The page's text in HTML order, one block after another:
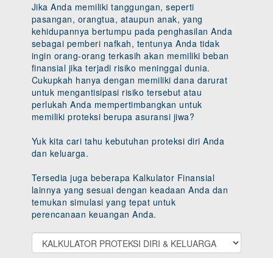
Jika Anda memiliki tanggungan, seperti
pasangan, orangtua, ataupun anak, yang
kehidupannya bertumpu pada penghasilan Anda
sebagai pemberi nafkah, tentunya Anda tidak
ingin orang-orang terkasih akan memiliki beban
finansial jika terjadi risiko meninggal dunia.
Cukupkah hanya dengan memiliki dana darurat
untuk mengantisipasi risiko tersebut atau
perlukah Anda mempertimbangkan untuk
memiliki proteksi berupa asuransi jiwa?
Yuk kita cari tahu kebutuhan proteksi diri Anda
dan keluarga.
Tersedia juga beberapa Kalkulator Finansial
lainnya yang sesuai dengan keadaan Anda dan
temukan simulasi yang tepat untuk
perencanaan keuangan Anda.